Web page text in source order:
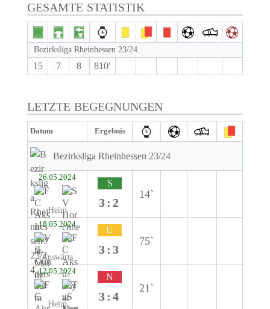
GESAMTE STATISTIK
Bezirksliga Rheinhessen 23/24
15 7 8 810′
LETZTE BEGEGNUNGEN
Datum Ergebnis
Bezirksliga Rheinhessen 23/24
26.05.2024
Heim
S
3:2
14`
18.05.2024
Auswärts
U
3:3
75`
12.05.2024
Heim
N
3:4
21`